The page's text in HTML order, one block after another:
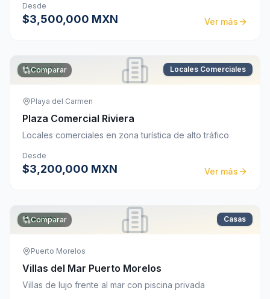
Desde
$3,500,000 MXN Ver más
Preventa
Comparar Locales Comerciales
Playa del Carmen
Plaza Comercial Riviera
Locales comerciales en zona turística de alto tráfico
Desde
$3,200,000 MXN Ver más
Preventa
Comparar Casas
Puerto Morelos
Villas del Mar Puerto Morelos
Villas de lujo frente al mar con piscina privada